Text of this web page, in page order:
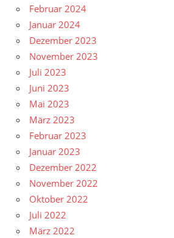
Februar 2024
Januar 2024
Dezember 2023
November 2023
Juli 2023
Juni 2023
Mai 2023
März 2023
Februar 2023
Januar 2023
Dezember 2022
November 2022
Oktober 2022
Juli 2022
März 2022